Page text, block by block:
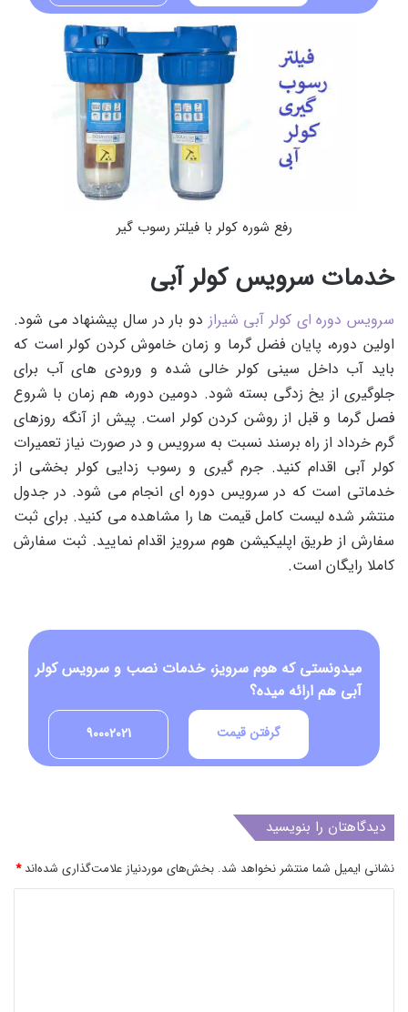
رفع شوره کولر با فیلتر رسوب گیر
خدمات سرویس کولر آبی
سرویس دوره ای کولر آبی شیراز دو بار در سال پیشنهاد می شود.
اولین دوره، پایان فضل گرما و زمان خاموش کردن کولر است که
باید آب داخل سینی کولر خالی شده و ورودی های آب برای
جلوگیری از یخ زدگی بسته شود. دومین دوره، هم زمان با شروع
فصل گرما و قبل از روشن کردن کولر است. پیش از آنگه روزهای
گرم خرداد از راه برسند نسبت به سرویس و در صورت نیاز تعمیرات
کولر آبی اقدام کنید. جرم گیری و رسوب زدایی کولر بخشی از
خدماتی است که در سرویس دوره ای انجام می شود. در جدول
منتشر شده لیست کامل قیمت ها را مشاهده می کنید. برای ثبت
سفارش از طریق اپلیکیشن هوم سرویز اقدام نمایید. ثبت سفارش
کاملا رایگان است.
میدونستی که هوم سرویز، خدمات نصب و سرویس کولر
آبی هم ارائه میده؟
90002021 گرفتن قیمت
دیدگاهتان را بنویسید
نشانی ایمیل شما منتشر نخواهد شد. بخش‌های موردنیاز علامت‌گذاری شده‌اند*